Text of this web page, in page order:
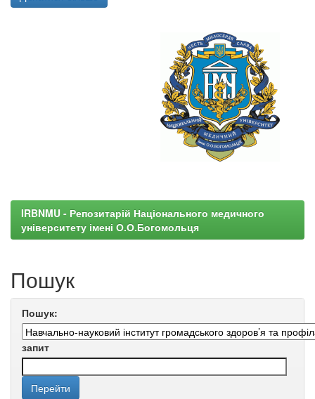
IRBNMU - Репозитарій Національного медичного
університету імені О.О.Богомольця
Пошук
Пошук:
запит